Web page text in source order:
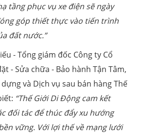
tầng phục vụ xe điện sẽ ngày
góp thiết thực vào tiến trình
đất nước.”
- Tổng giám đốc Công ty Cổ
- Sửa chữa - Bảo hành Tận Tâm,
và Dịch vụ sau bán hàng Thế
“Thế Giới Di Động cam kết
đối tác để thúc đẩy xu hướng
vững. Với lợi thế về mạng lưới